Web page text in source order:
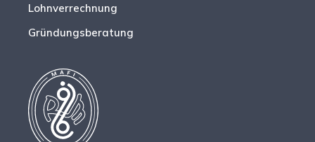
Lohnverrechnung
Gründungsberatung